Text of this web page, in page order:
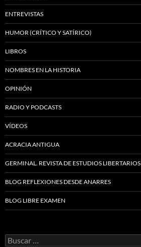
ENTREVISTAS
HUMOR (CRÍTICO Y SATÍRICO)
LIBROS
NOMBRES EN LA HISTORIA
OPINIÓN
RADIO Y PODCASTS
VÍDEOS
ACRACIA ANTIGUA
GERMINAL. REVISTA DE ESTUDIOS LIBERTARIOS
BLOG REFLEXIONES DESDE ANARRES
BLOG LIBRE EXAMEN
Buscar: